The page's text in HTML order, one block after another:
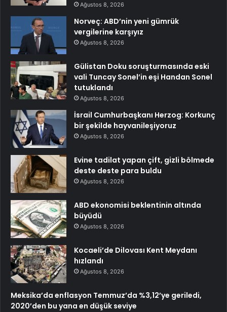
Ağustos 8, 2026
Norveç: ABD’nin yeni gümrük
vergilerine karşıyız
Ağustos 8, 2026
Gülistan Doku soruşturmasında eski
vali Tuncay Sonel’in eşi Handan Sonel
tutuklandı
Ağustos 8, 2026
İsrail Cumhurbaşkanı Herzog: Korkunç
bir şekilde hayvanileşiyoruz
Ağustos 8, 2026
Evine tadilat yapan çift, gizli bölmede
deste deste para buldu
Ağustos 8, 2026
ABD ekonomisi beklentinin altında
büyüdü
Ağustos 8, 2026
Kocaeli’de Dilovası Kent Meydanı
hızlandı
Ağustos 8, 2026
Meksika’da enflasyon Temmuz’da %3,12’ye geriledi,
2020’den bu yana en düşük seviye